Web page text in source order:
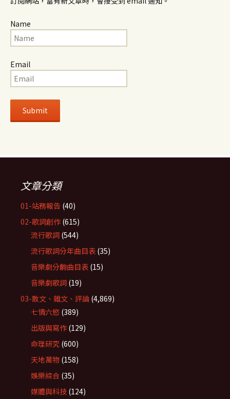
Name
Email
文章分類
01-站務報告 (40)
02-歌詞創作 (615)
流行歌詞 (544)
流行歌詞分年曲目表 (35)
音樂劇分齣曲目表 (15)
音樂劇歌詞 (19)
03-散文、雜文、評論 (4,869)
七情六慾 (389)
出版與寫作 (129)
命理研究 (600)
天地萬物 (158)
娛樂綜合 (35)
媒體與科技 (124)